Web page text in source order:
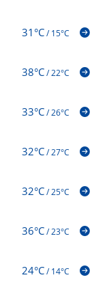
31°C/15°C
38°C/22°C
33°C/26°C
32°C/27°C
32°C/25°C
36°C/23°C
24°C/14°C